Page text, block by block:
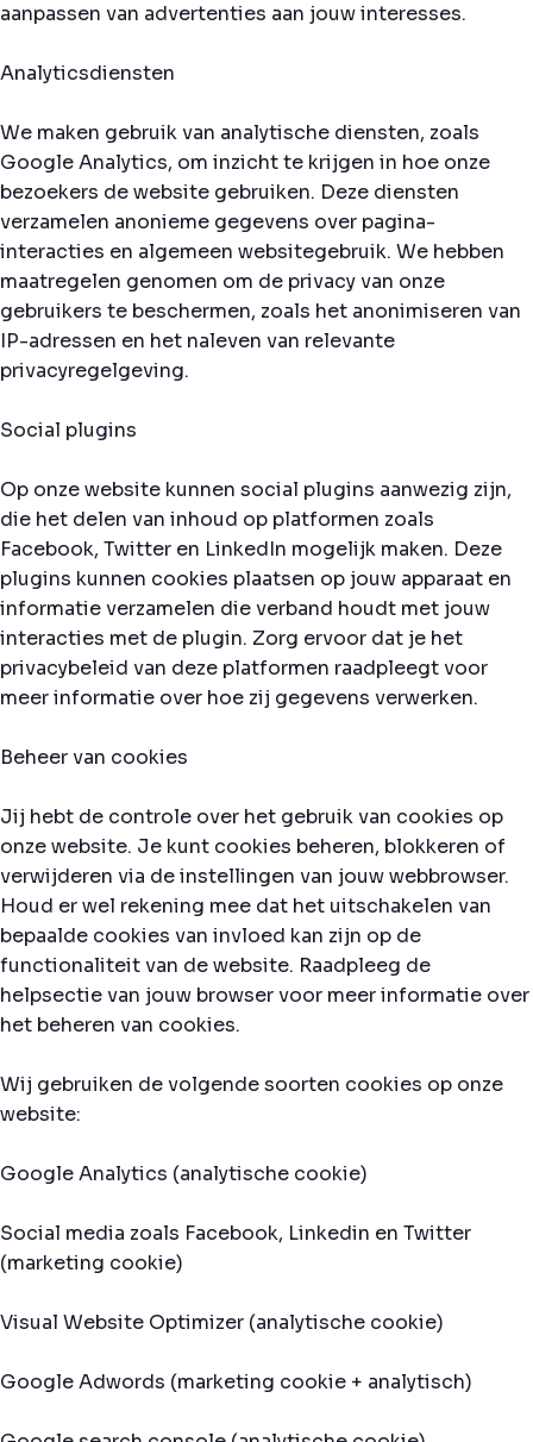
aanpassen van advertenties aan jouw interesses.
Analyticsdiensten
We maken gebruik van analytische diensten, zoals
Google Analytics, om inzicht te krijgen in hoe onze
bezoekers de website gebruiken. Deze diensten
verzamelen anonieme gegevens over pagina-
interacties en algemeen websitegebruik. We hebben
maatregelen genomen om de privacy van onze
gebruikers te beschermen, zoals het anonimiseren van
IP-adressen en het naleven van relevante
privacyregelgeving.
Social plugins
Op onze website kunnen social plugins aanwezig zijn,
die het delen van inhoud op platformen zoals
Facebook, Twitter en LinkedIn mogelijk maken. Deze
plugins kunnen cookies plaatsen op jouw apparaat en
informatie verzamelen die verband houdt met jouw
interacties met de plugin. Zorg ervoor dat je het
privacybeleid van deze platformen raadpleegt voor
meer informatie over hoe zij gegevens verwerken.
Beheer van cookies
Jij hebt de controle over het gebruik van cookies op
onze website. Je kunt cookies beheren, blokkeren of
verwijderen via de instellingen van jouw webbrowser.
Houd er wel rekening mee dat het uitschakelen van
bepaalde cookies van invloed kan zijn op de
functionaliteit van de website. Raadpleeg de
helpsectie van jouw browser voor meer informatie over
het beheren van cookies.
Wij gebruiken de volgende soorten cookies op onze
website:
Google Analytics (analytische cookie)
Social media zoals Facebook, Linkedin en Twitter
(marketing cookie)
Visual Website Optimizer (analytische cookie)
Google Adwords (marketing cookie + analytisch)